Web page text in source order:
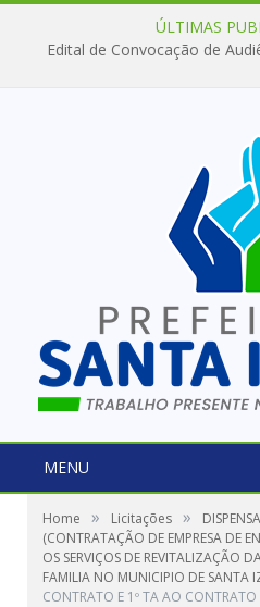
ÚLTIMAS
Edital de Convocação de
MENU
Home » Licitações »
(CONTRATAÇÃO DE EMPRESA DE
OS SERVIÇOS DE REVITALIZAÇÃO
FAMILIA NO MUNICIPIO DE SANTA
CONTRATO E 1º TA AO